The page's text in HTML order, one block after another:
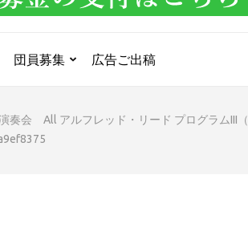
団員募集 広告ご出稿
奏会 All アルフレッド・リード プログラムIII